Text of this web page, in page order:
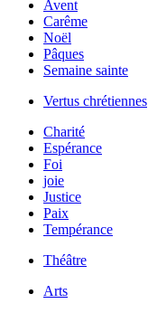
Avent
Carême
Noël
Pâques
Semaine sainte
Vertus chrétiennes
Charité
Espérance
Foi
joie
Justice
Paix
Tempérance
Théâtre
Arts